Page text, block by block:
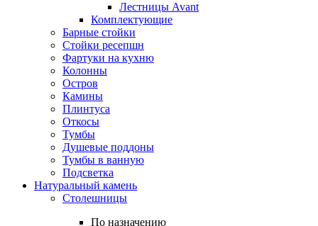
Лестницы Avant
Комплектующие
Барные стойки
Стойки ресепшн
Фартуки на кухню
Колонны
Остров
Камины
Плинтуса
Откосы
Тумбы
Душевые поддоны
Тумбы в ванную
Подсветка
Натуральный камень
Столешницы
По назначению